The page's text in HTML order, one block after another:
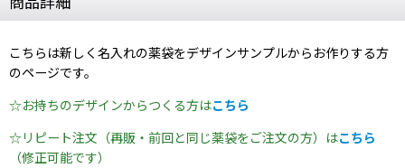
こちらは新しく名入れの薬袋をデザインサンプルからお作りする方
のページです。
☆お持ちのデザインからつくる方はこちら
☆リピート注文（再販・前回と同じ薬袋をご注文の方）はこちら
（修正可能です）